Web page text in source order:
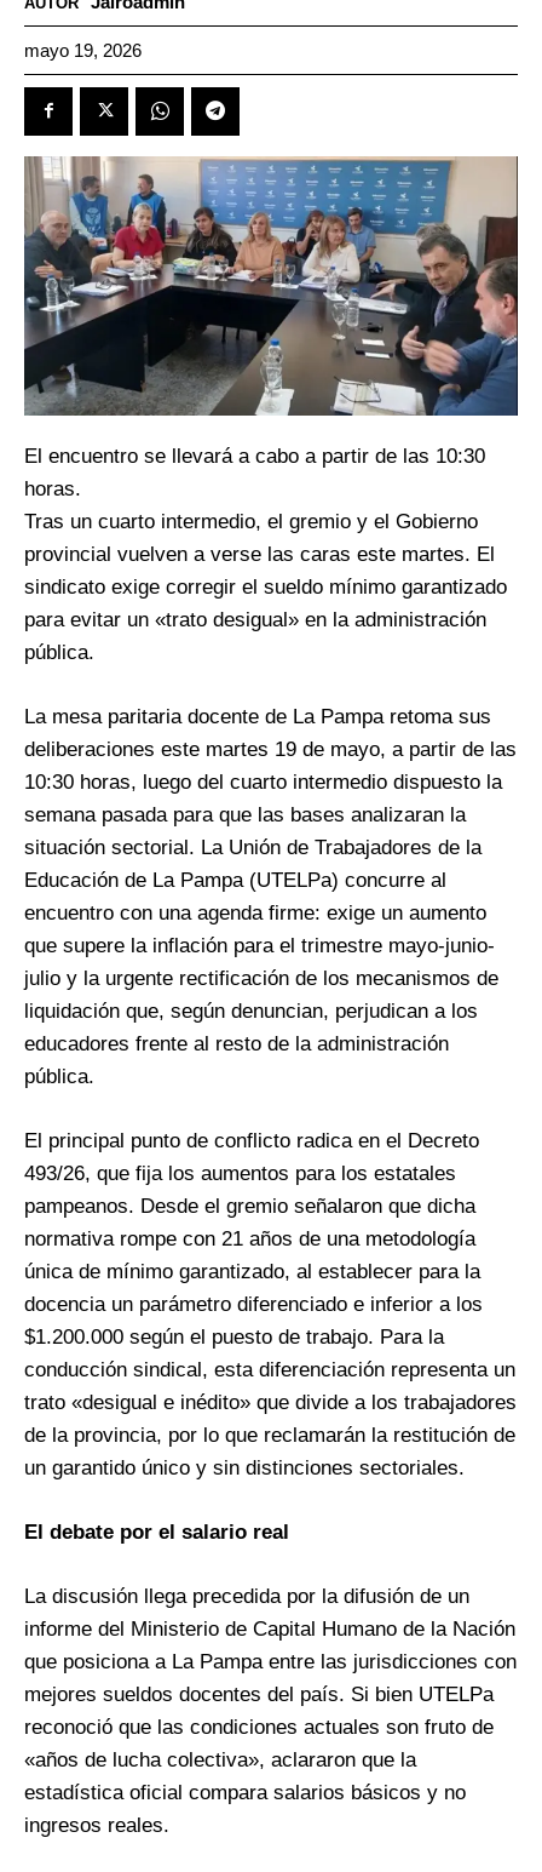
mayo 19, 2026
El encuentro se llevará a cabo a partir de las 10:30
horas.
Tras un cuarto intermedio, el gremio y el Gobierno
provincial vuelven a verse las caras este martes. El
sindicato exige corregir el sueldo mínimo garantizado
para evitar un «trato desigual» en la administración
pública.
La mesa paritaria docente de La Pampa retoma sus
deliberaciones este martes 19 de mayo, a partir de las
10:30 horas, luego del cuarto intermedio dispuesto la
semana pasada para que las bases analizaran la
situación sectorial. La Unión de Trabajadores de la
Educación de La Pampa (UTELPa) concurre al
encuentro con una agenda firme: exige un aumento
que supere la inflación para el trimestre mayo-junio-
julio y la urgente rectificación de los mecanismos de
liquidación que, según denuncian, perjudican a los
educadores frente al resto de la administración
pública.
El principal punto de conflicto radica en el Decreto
493/26, que fija los aumentos para los estatales
pampeanos. Desde el gremio señalaron que dicha
normativa rompe con 21 años de una metodología
única de mínimo garantizado, al establecer para la
docencia un parámetro diferenciado e inferior a los
$1.200.000 según el puesto de trabajo. Para la
conducción sindical, esta diferenciación representa un
trato «desigual e inédito» que divide a los trabajadores
de la provincia, por lo que reclamarán la restitución de
un garantido único y sin distinciones sectoriales.
El debate por el salario real
La discusión llega precedida por la difusión de un
informe del Ministerio de Capital Humano de la Nación
que posiciona a La Pampa entre las jurisdicciones con
mejores sueldos docentes del país. Si bien UTELPa
reconoció que las condiciones actuales son fruto de
«años de lucha colectiva», aclararon que la
estadística oficial compara salarios básicos y no
ingresos reales.